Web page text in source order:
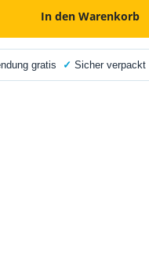
In den Warenkorb
gratis ✓ Sicher verpackt